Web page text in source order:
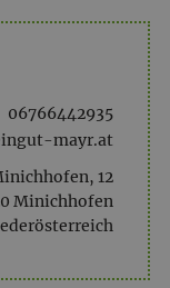
06766442935
mayr.at
12
Minichhofen